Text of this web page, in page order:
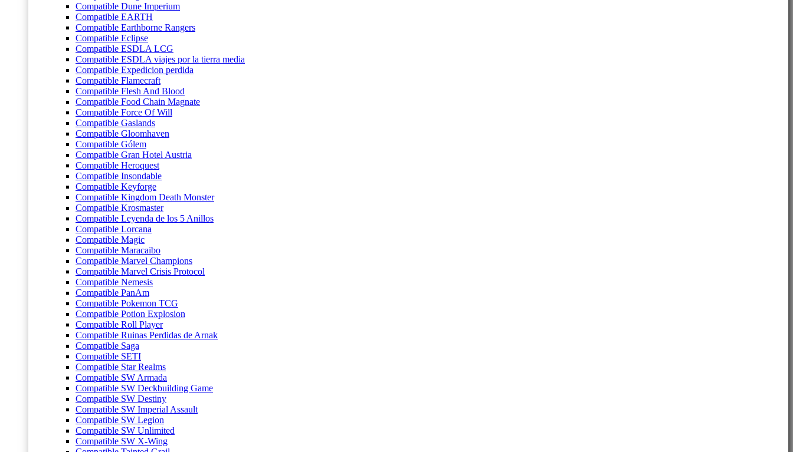
Compatible Dune Imperium
Compatible EARTH
Compatible Earthborne Rangers
Compatible Eclipse
Compatible ESDLA LCG
Compatible ESDLA viajes por la tierra media
Compatible Expedicion perdida
Compatible Flamecraft
Compatible Flesh And Blood
Compatible Food Chain Magnate
Compatible Force Of Will
Compatible Gaslands
Compatible Gloomhaven
Compatible Gólem
Compatible Gran Hotel Austria
Compatible Heroquest
Compatible Insondable
Compatible Keyforge
Compatible Kingdom Death Monster
Compatible Krosmaster
Compatible Leyenda de los 5 Anillos
Compatible Lorcana
Compatible Magic
Compatible Maracaibo
Compatible Marvel Champions
Compatible Marvel Crisis Protocol
Compatible Nemesis
Compatible PanAm
Compatible Pokemon TCG
Compatible Potion Explosion
Compatible Roll Player
Compatible Ruinas Perdidas de Arnak
Compatible Saga
Compatible SETI
Compatible Star Realms
Compatible SW Armada
Compatible SW Deckbuilding Game
Compatible SW Destiny
Compatible SW Imperial Assault
Compatible SW Legion
Compatible SW Unlimited
Compatible SW X-Wing